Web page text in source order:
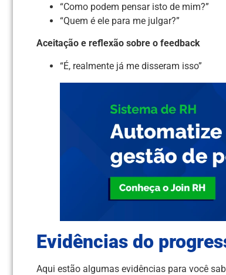
“Como podem pensar isto de mim?”
“Quem é ele para me julgar?”
Aceitação e reflexão sobre o feedback
“É, realmente já me disseram isso”
Evidências do
Aqui estão algumas evidências para você